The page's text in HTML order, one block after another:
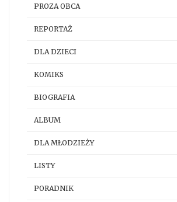
PROZA OBCA
REPORTAŻ
DLA DZIECI
KOMIKS
BIOGRAFIA
ALBUM
DLA MŁODZIEŻY
LISTY
PORADNIK